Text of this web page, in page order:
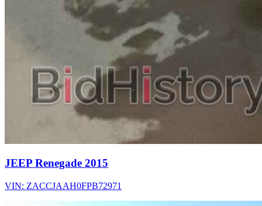
JEEP Renegade 2015
VIN: ZACCJAAH0FPB72971